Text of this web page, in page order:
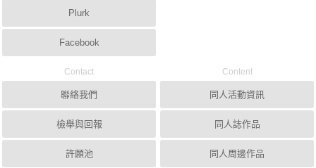
Plurk
Facebook
Contact
聯絡我們
檢舉與回報
許願池
Content
同人活動資訊
同人誌作品
同人周邊作品